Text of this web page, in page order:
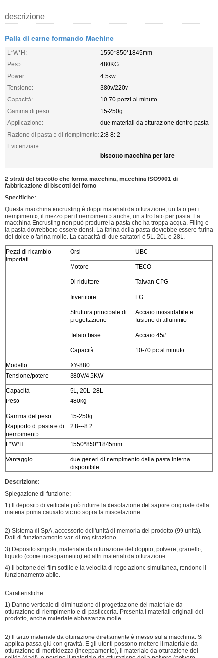
descrizione
Palla di carne formando Machine
L*W*H:
1550*850*1845mm
Peso:
480KG
Power:
4.5kw
Tensione:
380v/220v
Capacità:
10-70 pezzi al minuto
Gamma di peso:
15-250g
Applicazione:
due materiali da otturazione dentro pasta
Razione di pasta e di riempimento:2:8-8: 2
Evidenziare:
biscotto macchina per fare
2 strati del biscotto che forma macchina, macchina ISO9001 di
fabbricazione di biscotti del forno
Specifiche:
Questa macchina encrusting è doppi materiali da otturazione, un lato per il
riempimento, il mezzo per il riempimento anche, un altro lato per pasta. La
macchina Encrusting non può produrre la pasta che ha troppa acqua. Flling e
la pasta dovrebbero essere densi. La farina della pasta dovrebbe essere farina
del dolce o farina molle. La capacità di due saltatori è 5L, 20L e 28L.
Pezzi di ricambio
importati
Orsi UBC
Motore TECO
Di riduttore Taiwan CPG
Invertitore LG
Struttura principale di
progettazione
Acciaio inossidabile e
fusione di alluminio
Telaio base Acciaio 45#
Capacità 10-70 pc al minuto
Modello
XY-880
Tensione/potere
380V/4.5KW
Capacità
5L, 20L, 28L
Peso
480kg
Gamma del peso
15-250g
Rapporto di pasta e di
riempimento
2:8---8:2
L*W*H 1550*850*1845mm
Vantaggio
due generi di riempimento della pasta interna
disponibile
Descrizione:
Spiegazione di funzione:
1) Il deposito di verticale può ridurre la desolazione del sapore originale della
materia prima causato vicino sopra la miscelazione.
2) Sistema di SpA, accessorio dell'unità di memoria del prodotto (99 unità).
Dati di funzionamento vari di registrazione.
3) Deposito singolo, materiale da otturazione del doppio, polvere, granello,
liquido (come inceppamento) ed altri materiali da otturazione.
4) Il bottone del film sottile e la velocità di regolazione simultanea, rendono il
funzionamento abile.
Caratteristiche:
1) Danno verticale di diminuzione di progettazione del materiale da
otturazione di riempimento e di pasticceria. Presenta i materiali originali del
prodotto, anche materiale abbastanza molle.
2) Il terzo materiale da otturazione direttamente è messo sulla macchina. Si
applica passa giù con gravità. E gli utenti possono mettere il materiale da
otturazione di morbidezza (inceppamento), il materiale da otturazione del